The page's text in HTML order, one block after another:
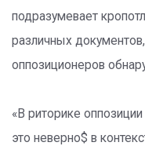
подразумевает
различных
оппозиционеров
«В риторике
это неверно$ в